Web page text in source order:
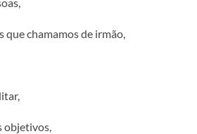
que chamamos de irmão,
objetivos,